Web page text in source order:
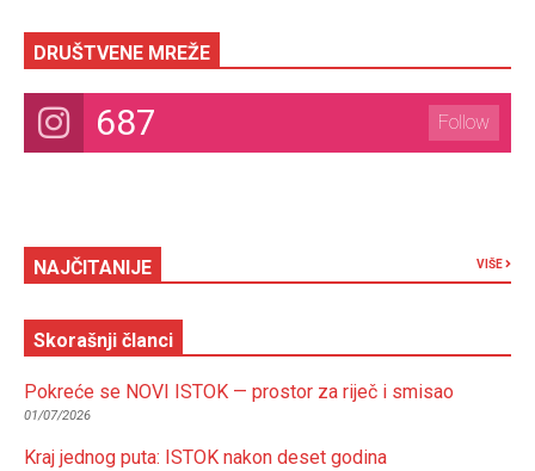
DRUŠTVENE MREŽE
687 Follow
NAJČITANIJE VIŠE
Skorašnji članci
Pokreće se NOVI ISTOK — prostor za riječ i smisao
01/07/2026
Kraj jednog puta: ISTOK nakon deset godina